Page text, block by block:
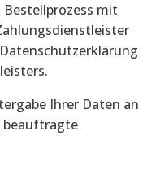
Bestellprozess mit
Ihrer Daten an
beauftragte